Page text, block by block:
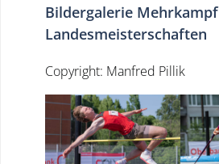
Bildergalerie Mehrkampf
Landesmeisterschaften
Copyright: Manfred Pillik